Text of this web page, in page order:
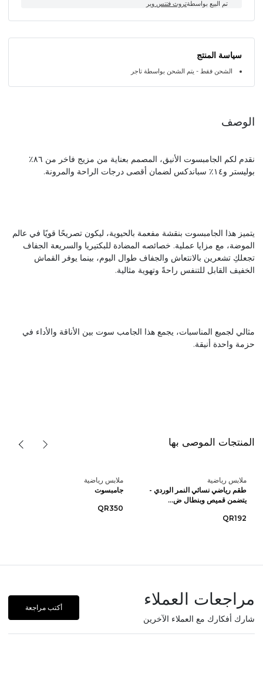
تم البيع بواسطةتروث فتنس وير
سياسة المنتج
الشحن فقط - يتم الشحن بواسطة تاجر
الوصف
نقدم لكم الجامبسوت الأنيق، المصمم بعناية من مزيج فاخر من ٨٦٪
بوليستر و١٤٪ سباندكس لضمان أقصى درجات الراحة والمرونة.
يتميز هذا الجامبسوت بنقشة مفعمة بالحيوية، ليكون تصريحًا قويًا في عالم
الموضة، مع مزايا عملية. خصائصه المضادة للبكتيريا والسريعة الجفاف
تجعلكِ تشعرين بالانتعاش والجفاف طوال اليوم، بينما يوفر القماش
الخفيف القابل للتنفس راحةً وتهوية مثالية.
مثالي لجميع المناسبات، يجمع هذا الجامب سوت بين الأناقة والأداء في
حزمة واحدة أنيقة.
المنتجات الموصى بها
ملابس رياضية
طقم رياضي نسائي النمر الوردي -
يتضمن قميص وبنطال ض...
QR192
ملابس رياضية
جامبسوت
QR350
مراجعات العملاء
شارك أفكارك مع العملاء الآخرين
أكتب مراجعة